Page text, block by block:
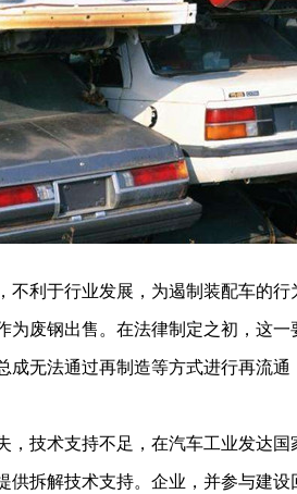
不利于行业发展，为遏制装配车的行
为废钢出售。在法律制定之初，这
成无法通过再制造等方式进行再流
，技术支持不足，在汽车工业发达
供拆解技术支持。企业，并参与建